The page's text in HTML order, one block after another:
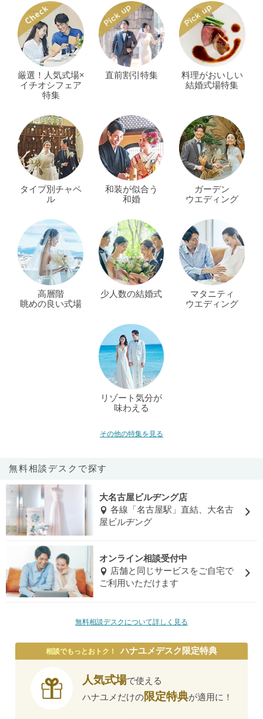
厳選！人気式場×
イチオシフェア
特集
直前割引特集
料理がおいしい
結婚式場特集
タイプ別チャペ
ル
和装が似合う
和婚
ガーデン
ウエディング
高層階
眺めの良い式場
少人数の結婚式
マタニティ
ウエディング
リゾート気分が
味わえる
その他の特集を見る
無料相談デスクで探す
大名古屋ビルヂング店
各線「名古屋駅」直結、大名古
屋ビルヂング
オンライン相談受付中
店舗と同じサービスをご自宅で
ご利用いただけます
無料相談デスクについて詳しく見る
相談でもっとおトク！ ハナユメデスク限定特典
人気式場で使える
ハナユメだけの限定特典が適用に！